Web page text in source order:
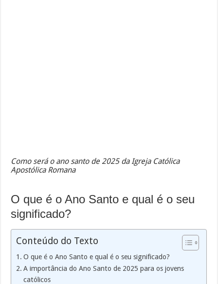
Como será o ano santo de 2025 da Igreja Católica
Apostólica Romana
O que é o Ano Santo e qual é o seu
significado?
Conteúdo do Texto
O que é o Ano Santo e qual é o seu significado?
A importância do Ano Santo de 2025 para os jovens
católicos